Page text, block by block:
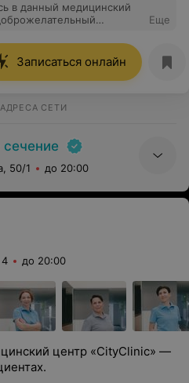
в данный медицинский
Еще
Записаться онлайн
СЕТИ
сечение
50/1 до 20:00
до 20:00
центр «CityClinic» —